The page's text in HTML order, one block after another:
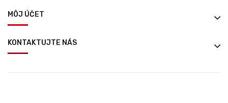
MÔJ ÚČET
KONTAKTUJTE NÁS